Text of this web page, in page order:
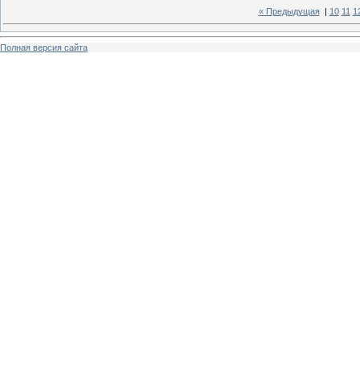
« Предыдущая| 10 11
Полная версия сайта